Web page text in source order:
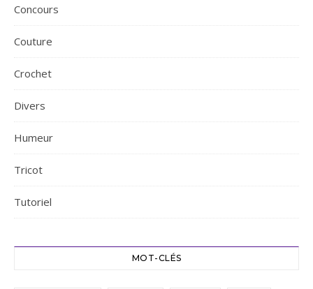
Concours
Couture
Crochet
Divers
Humeur
Tricot
Tutoriel
MOT-CLÉS